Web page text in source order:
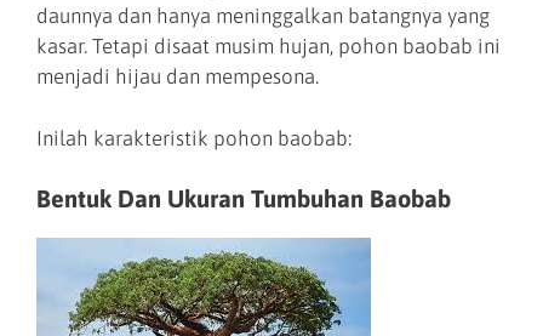
daunnya dan hanya meninggalkan batangnya yang
kasar. Tetapi disaat musim hujan, pohon baobab ini
menjadi hijau dan mempesona.
Inilah karakteristik pohon baobab:
Bentuk Dan Ukuran Tumbuhan Baobab